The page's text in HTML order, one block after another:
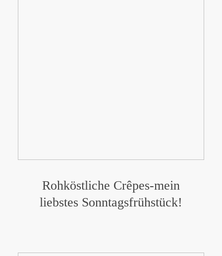
Rohköstliche Crêpes-mein
liebstes Sonntagsfrühstück!